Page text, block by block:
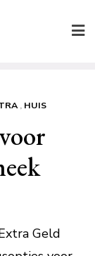
, HUIS
Geld